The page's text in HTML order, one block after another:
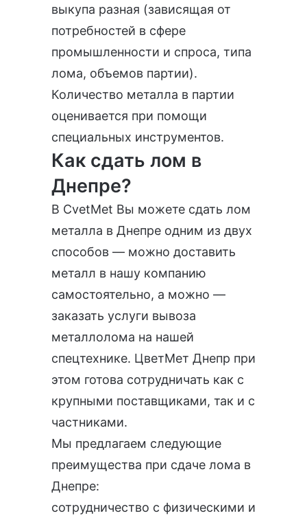
выкупа разная (зависящая от
потребностей в сфере
промышленности и спроса, типа
лома, объемов партии).
Количество металла в партии
оценивается при помощи
специальных инструментов.
Как сдать лом в
Днепре?
В CvetMet Вы можете сдать лом
металла в Днепре одним из двух
способов — можно доставить
металл в нашу компанию
самостоятельно, а можно —
заказать услуги вывоза
металлолома на нашей
спецтехнике. ЦветМет Днепр при
этом готова сотрудничать как с
крупными поставщиками, так и с
частниками.
Мы предлагаем следующие
преимущества при сдаче лома в
Днепре:
сотрудничество с физическими и